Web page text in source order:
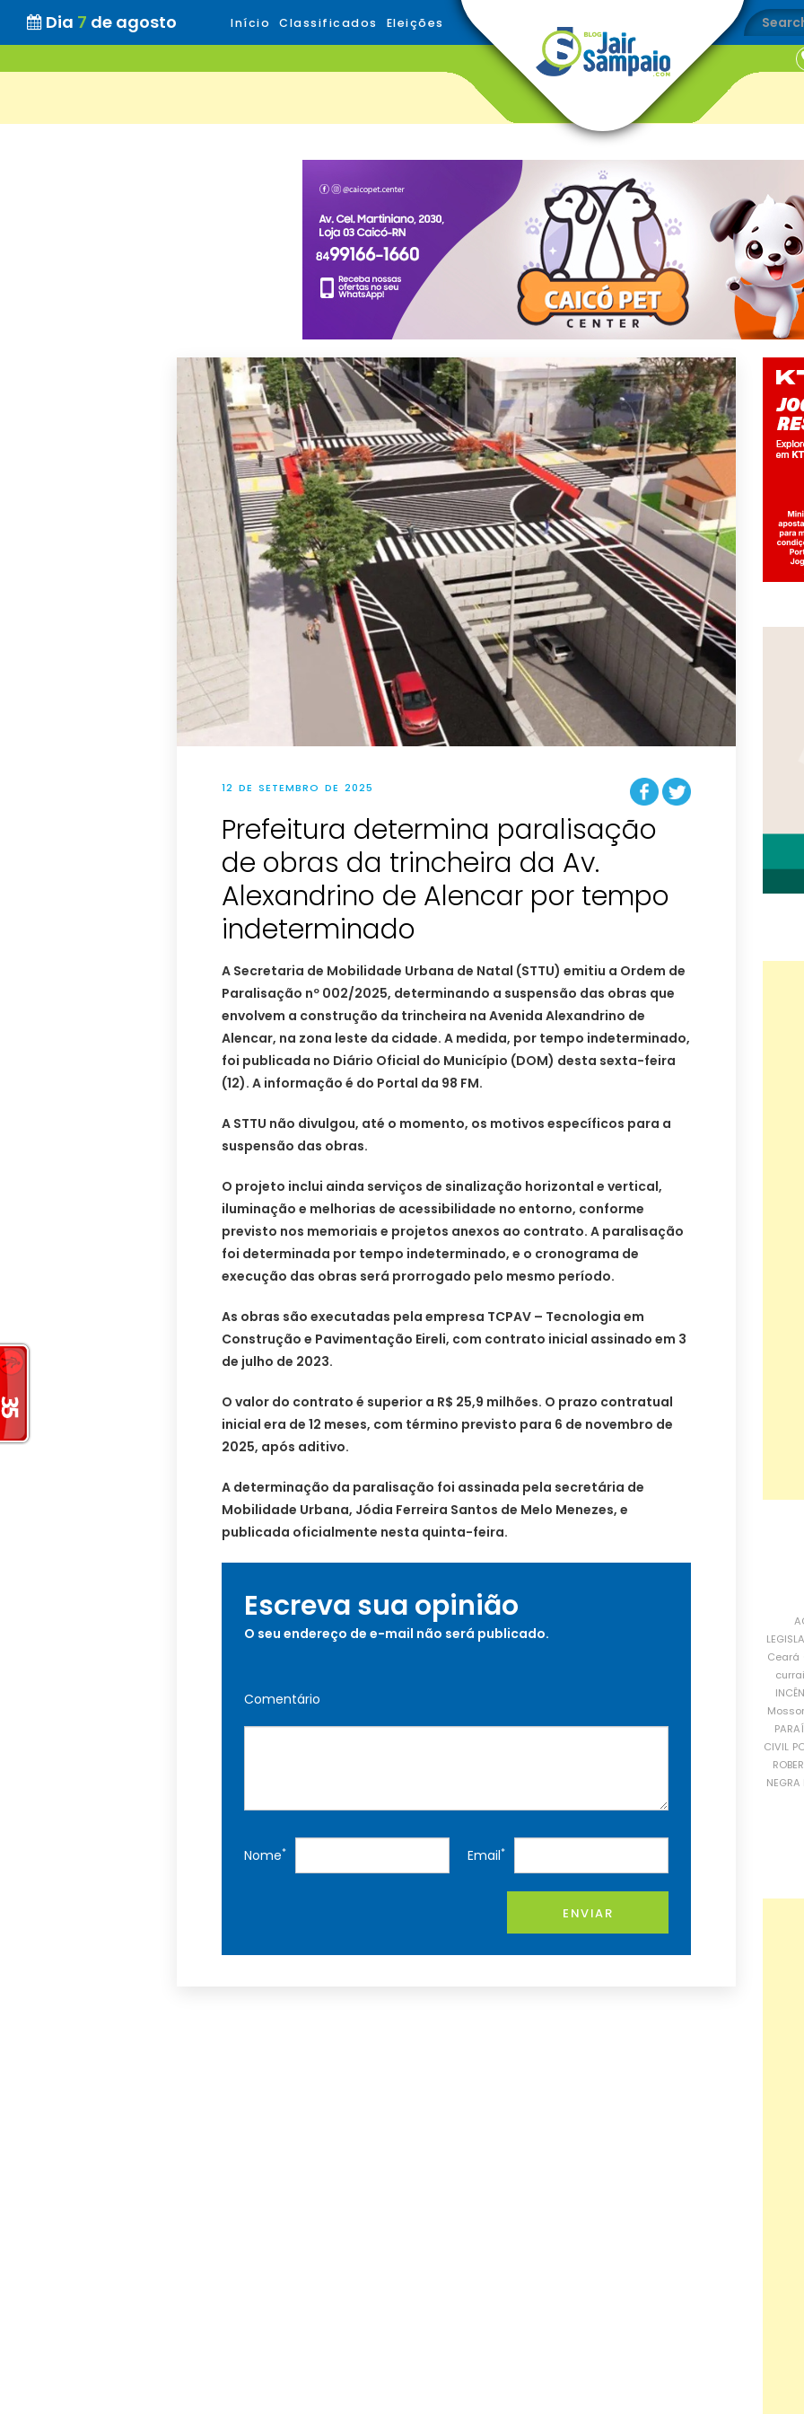
Dia 7 de agosto Início Classificados Eleições
12 DE SETEMBRO DE 2025
Prefeitura determina paralisação
de obras da trincheira da Av.
Alexandrino de Alencar por tempo
indeterminado
A Secretaria de Mobilidade Urbana de Natal (STTU) emitiu a Ordem de
Paralisação nº 002/2025, determinando a suspensão das obras que
envolvem a construção da trincheira na Avenida Alexandrino de
Alencar, na zona leste da cidade. A medida, por tempo indeterminado,
foi publicada no Diário Oficial do Município (DOM) desta sexta-feira
(12). A informação é do Portal da 98 FM.
A STTU não divulgou, até o momento, os motivos específicos para a
suspensão das obras.
O projeto inclui ainda serviços de sinalização horizontal e vertical,
iluminação e melhorias de acessibilidade no entorno, conforme
previsto nos memoriais e projetos anexos ao contrato. A paralisação
foi determinada por tempo indeterminado, e o cronograma de
execução das obras será prorrogado pelo mesmo período.
As obras são executadas pela empresa TCPAV – Tecnologia em
Construção e Pavimentação Eireli, com contrato inicial assinado em 3
de julho de 2023.
O valor do contrato é superior a R$ 25,9 milhões. O prazo contratual
inicial era de 12 meses, com término previsto para 6 de novembro de
2025, após aditivo.
A determinação da paralisação foi assinada pela secretária de
Mobilidade Urbana, Jódia Ferreira Santos de Melo Menezes, e
publicada oficialmente nesta quinta-feira.
Escreva sua opinião
O seu endereço de e-mail não será publicado.
Comentário
Nome* Email*
ENVIAR
Ceará
CIVIL
NEGRA